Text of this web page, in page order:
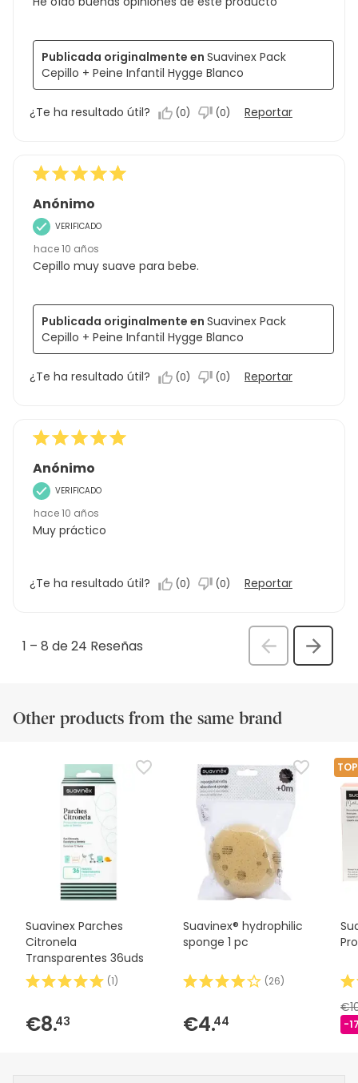
Publicada originalmente en Suavinex Pack
Cepillo + Peine Infantil Hygge Blanco
¿Te ha resultado útil? (0) (0) Reportar
Anónimo
VERIFICADO
hace 10 años
Cepillo muy suave para bebe.
Publicada originalmente en Suavinex Pack
Cepillo + Peine Infantil Hygge Blanco
¿Te ha resultado útil? (0) (0) Reportar
Anónimo
VERIFICADO
hace 10 años
Muy práctico
¿Te ha resultado útil? (0) (0) Reportar
1 – 8 de 24 Reseñas
Anterior
Other products from the same brand
Suavinex Parches
Citronela
Transparentes 36uds
(1)
€8.43
Suavinex® hydrophilic
sponge 1 pc
(26)
€4.44 -